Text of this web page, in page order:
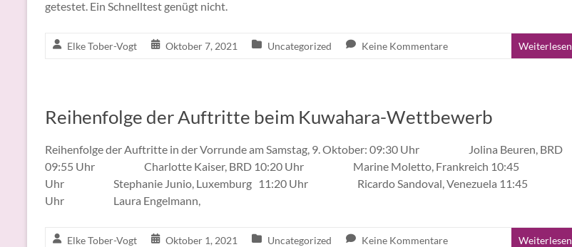
getestet. Ein Schnelltest genügt nicht.
Elke Tober-Vogt Oktober 7, 2021 Uncategorized Keine Kommentare Weiterlesen
Reihenfolge der Auftritte beim Kuwahara-Wettbewerb
Reihenfolge der Auftritte in der Vorrunde am Samstag, 9. Oktober: 09:30 Uhr Jolina Beuren, BRD
09:55 Uhr Charlotte Kaiser, BRD 10:20 Uhr Marine Moletto, Frankreich 10:45
Uhr Stephanie Junio, Luxemburg 11:20 Uhr Ricardo Sandoval, Venezuela 11:45
Uhr Laura Engelmann,
Elke Tober-Vogt Oktober 1, 2021 Uncategorized Keine Kommentare Weiterlesen